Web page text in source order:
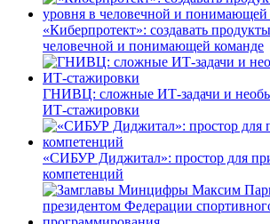
«Киберпротект»: создавать
человечной и понимающей команде
ГНИВЦ: сложные ИТ‑задачи и
ИТ‑стажировки
«СИБУР Диджитал»: простор для
компетенций